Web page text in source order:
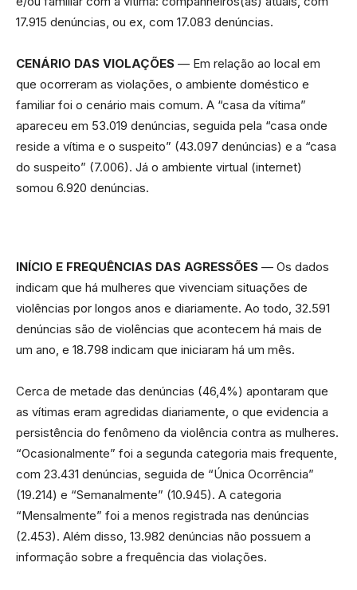
17.915 denúncias, ou ex, com 17.083 denúncias.
CENÁRIO DAS VIOLAÇÕES — Em relação ao local em
que ocorreram as violações, o ambiente doméstico e
familiar foi o cenário mais comum. A “casa da vítima”
apareceu em 53.019 denúncias, seguida pela “casa onde
reside a vítima e o suspeito” (43.097 denúncias) e a “casa
do suspeito” (7.006). Já o ambiente virtual (internet)
somou 6.920 denúncias.
INÍCIO E FREQUÊNCIAS DAS AGRESSÕES — Os dados
indicam que há mulheres que vivenciam situações de
violências por longos anos e diariamente. Ao todo, 32.591
denúncias são de violências que acontecem há mais de
um ano, e 18.798 indicam que iniciaram há um mês.
Cerca de metade das denúncias (46,4%) apontaram que
as vítimas eram agredidas diariamente, o que evidencia a
persistência do fenômeno da violência contra as mulheres.
“Ocasionalmente” foi a segunda categoria mais frequente,
com 23.431 denúncias, seguida de “Única Ocorrência”
(19.214) e “Semanalmente” (10.945). A categoria
“Mensalmente” foi a menos registrada nas denúncias
(2.453). Além disso, 13.982 denúncias não possuem a
informação sobre a frequência das violações.